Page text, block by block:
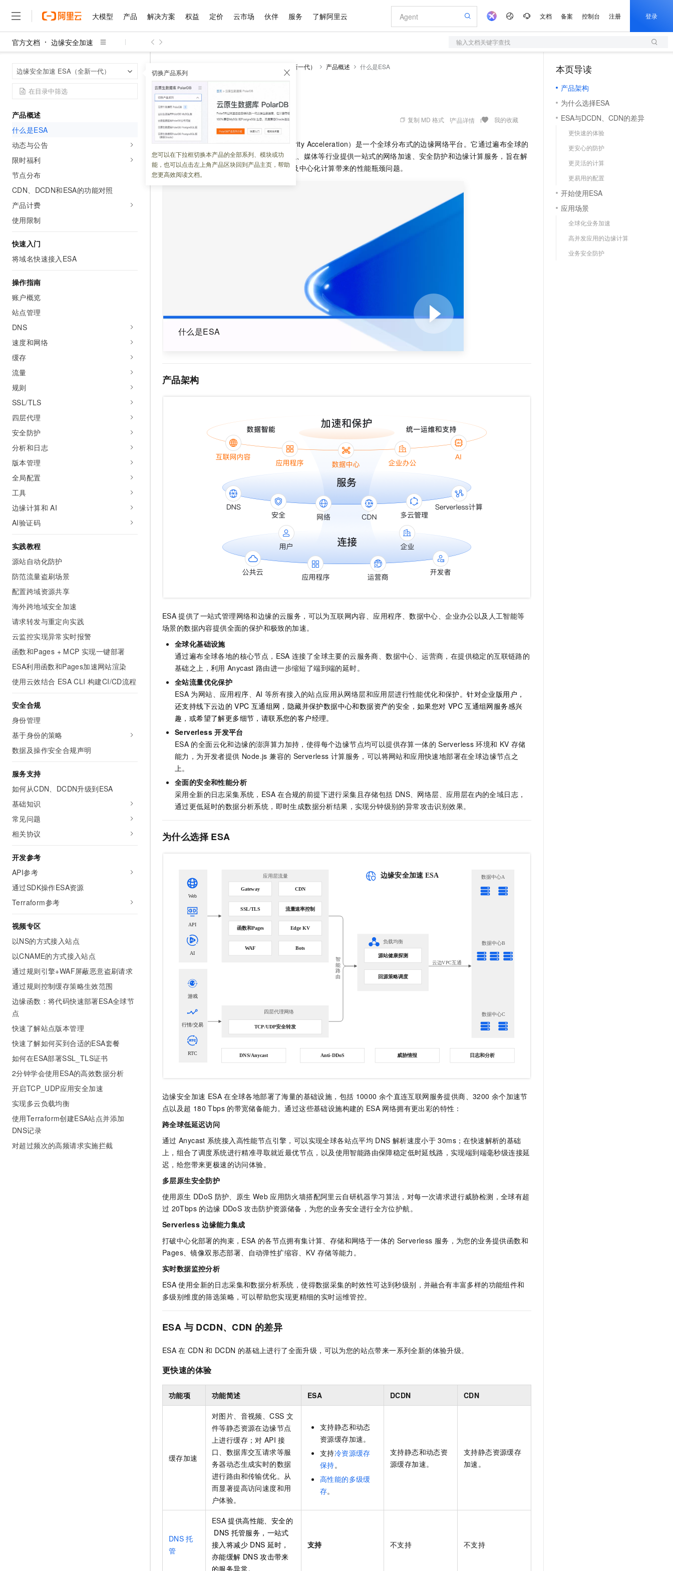
大模型 产品 解决方案 权益 定价 云市场 伙伴 服务 了解阿里云 文档 备案 控制台 注册 登录
官方文档 边缘安全加速 输入文档关键字查找
边缘安全加速 ESA（全新一代） 切换产品系列
您可以在下拉框切换本产品的全部系列、模块或功
能，也可以点击左上角产品区块回到产品主页，帮助
您更高效阅读文档。
产品概述
什么是ESA
动态与公告
限时福利
节点分布
CDN、DCDN和ESA的功能对照
产品计费
使用限制
快速入门
将域名快速接入ESA
操作指南
账户概览
站点管理
DNS
速度和网络
缓存
流量
规则
SSL/TLS
四层代理
安全防护
分析和日志
版本管理
全局配置
工具
边缘计算和 AI
AI验证码
实践教程
源站自动化防护
防范流量盗刷场景
配置跨域资源共享
海外跨地域安全加速
请求转发与重定向实践
云监控实现异常实时报警
函数和Pages + MCP 实现一键部署
ESA利用函数和Pages加速网站渲染
使用云效结合 ESA CLI 构建CI/CD流程
安全合规
身份管理
基于身份的策略
数据及操作安全合规声明
服务支持
如何从CDN、DCDN升级到ESA
基础知识
常见问题
相关协议
开发参考
API参考
通过SDK操作ESA资源
Terraform参考
视频专区
以NS的方式接入站点
以CNAME的方式接入站点
通过规则引擎+WAF屏蔽恶意盗刷请求
通过规则控制缓存策略生效范围
边缘函数：将代码快速部署ESA全球节
点
快速了解站点版本管理
快速了解如何买到合适的ESA套餐
如何在ESA部署SSL_TLS证书
2分钟学会使用ESA的高效数据分析
开启TCP_UDP应用安全加速
实现多云负载均衡
使用Terraform创建ESA站点并添加
DNS记录
对超过频次的高频请求实施拦截
边缘安全加速 ESA（全新一代） 产品概述 什么是ESA
什么是ESA
更新时间： 2026-03-25 02:03:33 复制 MD 格式 产品详情 我的收藏
（Edge Security Acceleration）是一个全球分布式的边缘网络平台。它通过遍布全球的
3200 多个边缘节点，为游戏、电商、金融、媒体等行业提供一站式的网络加速、安全防护和边缘计算服务，旨在解
决全球业务访问延迟高、网络攻击频发以及中心化计算带来的性能瓶颈问题。
什么是ESA
产品架构
ESA 提供了一站式管理网络和边缘的云服务，可以为互联网内容、应用程序、数据中心、企业办公以及人工智能等
场景的数据内容提供全面的保护和极致的加速。
全球化基础设施
通过遍布全球各地的核心节点， ESA 连接了全球主要的云服务商、数据中心、运营商，在提供稳定的互联链路的
基础之上，利用 Anycast 路由进一步缩短了端到端的延时。
全站流量优化保护
ESA 为网站、应用程序、AI 等所有接入的站点应用从网络层和应用层进行性能优化和保护 。针对企业版用户，
还支持线下云边的 VPC 互通组网，隐藏并保护数据中心和数据资产的安全，如果您对 VPC 互通组网服务感兴
趣，或希望了解更多细节，请联系您的客户经理。
Serverless 开发平台
ESA 的全面云化和边缘的澎湃算力加持，使得每个边缘节点均可以提供存算一体的 Serverless 环境和 KV 存储
能力，为开发者提供 Node.js 兼容的 Serverless 计算服务，可以将网站和应用快速地部署在全球边缘节点之
上。
全面的安全和性能分析
采用全新的日志采集系统， ESA 在合规的前提下进行采集且存储包括 DNS、网络层、应用层在内的全域日志，
通过更低延时的数据分析系统，即时生成数据分析结果，实现分钟级别的异常攻击识别效果。
为什么选择 ESA
边缘安全加速 ESA 在全球各地部署了海量的基础设施，包括 10000 余个直连互联网服务提供商、3200 余个加速节
点以及超 180 Tbps 的带宽储备能力。通过这些基础设施构建的 ESA 网络拥有更出彩的特性：
跨全球低延迟访问
通过 Anycast 系统接入高性能节点引擎，可以实现全球各站点平均 DNS 解析速度小于 30ms；在快速解析的基础
上，组合了调度系统进行精准寻取就近最优节点，以及使用智能路由保障稳定低时延线路，实现端到端毫秒级连接延
迟，给您带来更极速的访问体验。
多层原生安全防护
使用原生 DDoS 防护、原生 Web 应用防火墙搭配阿里云自研机器学习算法，对每一次请求进行威胁检测，全球有超
过 20Tbps 的边缘 DDoS 攻击防护资源储备，为您的业务安全进行全方位护航。
Serverless 边缘能力集成
打破中心化部署的拘束， ESA 的各节点拥有集计算、存储和网络于一体的 Serverless 服务，为您的业务提供函数和
Pages 、镜像双形态部署、自动弹性扩缩容、KV 存储等能力。
实时数据监控分析
ESA 使用全新的日志采集和数据分析系统，使得数据采集的时效性可达到秒级别，并融合有丰富多样的功能组件和
多级别维度的筛选策略，可以帮助您实现更精细的实时运维管控。
ESA 与 DCDN、CDN 的差异
ESA 在 CDN 和 DCDN 的基础上进行了全面升级，可以为您的站点带来一系列全新的体验升级。
更快速的体验
功能项 功能简述 ESA DCDN CDN
缓存加速
对图片、音视频、CSS 文
件等静态资源在边缘节点
上进行缓存；对 API 接
口、数据库交互请求等服
务器动态生成实时的数据
进行路由和传输优化。从
而显著提高访问速度和用
户体验。
支持静态和动态
资源缓存加速。
支持冷资源缓存
保持。
高性能的多级缓
存。
支持静态和动态资
源缓存加速。
支持静态资源缓存
加速。
DNS 托
管
ESA 提供高性能、安全的
DNS 托管服务，一站式
接入将减少 DNS 延时，
亦能缓解 DNS 攻击带来
的服务异常。
支持 不支持 不支持
本页导读
产品架构
为什么选择ESA
ESA与DCDN、CDN的差异
更快速的体验
更安心的防护
更灵活的计算
更易用的配置
开始使用ESA
应用场景
全球化业务加速
高并发应用的边缘计算
业务安全防护
大模型
大模型
文本生成
Qwen3.8-Max HOT
智能体时代全能旗舰模型
Qwen3.7-Plus
Kimi-K3 NEW
Kimi 最新旗舰模型，长程编程与推理利器
Deepseek-v4-pro
HappyHorse-1.1-T2V
图生视频，流畅自然，细节丰富
Wan2.7-T2V
语音识别与合成
千问AI平台-模型体验
在线体验全尺寸、多种模态的模型效果
AI 应用构建
大模型服务平台百炼-应用模版
丰富多元化的应用模版和解决方案
大模型服务平台百炼-智能体
灵活可视化地构建企业级 Agent
面向真实软件的智能体编程平台
万有无界
秒悟
快速部署 Dify，高效搭建 AI 应用
依托云原生高可用架构,实现Dify私有化部署
10 分钟在聊天系统中增加一个 AI 助手
用1%尺寸在特定领域达到大模型90%以上效果
即刻拥有 DeepSeek-R1 满血版
多种方案随心选，轻松解锁专属 DeepSeek
多模态数据信息提取
超强辅助，Bolt.diy 一步搞定创意建站
产品
精选产品
人工智能与机器学习
容器
存储
网络与CDN
中间件
数据库
大数据计算
媒体服务
企业服务与云通信
域名与网站
终端用户计算
Serverless
开发工具
迁移与运维管理
专有云
精选产品
大模型服务平台百炼
大模型服务与应用平台
千问大模型
多元化、高性能、安全可靠的大模型服务
无影云电脑
随时随地安全接入的云上超级电脑
云解析DNS
域名与网站
对象存储 OSS
人工智能平台 PAI
一站式AI开发、训练和推理服务
Qoder CN
全托管，含MySQL、PostgreSQL、SQL Server、MariaDB多引擎
Qoder
面向真实软件的智能体编程平台
云原生的云上边界网络安全防护产品
轻量应用服务器
数字证书管理服务（原SSL证书）
实现全站HTTPS，呈现可信的WEB访问
解决方案
精选解决方案
AI
大数据
现代化应用
可观测
企业出海
政企业务
精选解决方案
千问办公，解锁你的工作新方式
企业级Agent产品，直接交付可用成果
Agency Agents：拥有专属领域专家
多领域专家智能体,一键组建 AI 虚拟交付团队
HappyHorse 打造一站式影视创作平台
快速拥有专属 OpenClaw
睿译宝，AI翻译排版一步到位
GLM-5.2：长任务时代开源旗舰模型
Hermes Agent，打造自进化智能体
自主进化，持久记忆，越用越聪明
Claude Code + GStack 打造工程团队
轻松解锁专属 DeepSeek-V4-Pro
5 分钟轻松部署专属 QwenPaw HOT
从聊天伙伴进化为能主动干活的本地数字员工
一句话生成原生可编辑精美 PPT 文稿
输入一句话想法, 轻松生成专业的 PPT
一键部署幻兽帕鲁游戏服务器
一键购买专属联机服务器，轻松开启游戏
漫剧工坊：一站式动画创作平台
快速生产连贯的高质量长漫剧
高效部署网站，快速应用到小程序
权益 普惠上云
普惠上云 官方力荐
云服务器38元/年起，超值低价云产品抢先购
官方推荐返现计划
推荐新用户得奖励，单订单最高返9万
云工开物
高校专属算力普惠，学生认证享300元代金券
免费试用
AI 特惠
智启 AI 普惠权益
阿里云 OPC 创新助力计划
至高百万元 Token 补贴，加速一人公司成长
Token Plan 模型订阅计划
Qwen3.8-Max 首发尝鲜，限时加量 10 倍，夜间低至2折
千问办公，限时限量积分加倍 NEW
NEW
夜间 5 折，Qwen/Meoo/TokenPlan 客户专享
AI 场景体验
从图文生成到视频创作，一键激活电商全链路生产力
AI 广告创作
图文、视频一站生成，高效打造优质广告素材
AI 短剧/漫剧
AI助力短剧漫剧创作，剧本、分镜、视频高效生成
AI 活动
AI 生产力先锋
先锋实践拓展 AI 生产力的边界
飞天发布时刻
所见，即是所愿
从基础到进阶，Agent 创客手把手教你
创新加速
覆盖90%+业务场景，专享组合折扣价
精选AI产品，从模型到应用全链提效
定价 产品定价
了解云产品的定价详情
云上成本管理
管理和优化成本
价格计算器
自助选配和估算价格
价格优势
推动算力普惠，释放技术红利
配置报价器
阿里云 OPC 创新助力计划
Token 补贴，五大权
益加速 OPC 成功
云市场 精选商城
网站建设
多端小程序
Salesforce 国际版订阅
友盟天域
观测云
Tuya 物联网平台阿里云版
蓝凌 OA
数据与 API
数据集
身份实名认证
短信
OCR 文字识别
发票查验
天气预报查询
OA 办公系统
基础软件
JAVA
WordPress
Ubuntu
模板建站
定制建站
专业服务
伙伴 成为销售伙伴
分销伙伴
咨询伙伴
销售伙伴合作计划
Salesforce On Alibaba Cloud
Consulting Partner 合作计划
成为产品伙伴
产品生态集成认证中心
产品生态伙伴工作台
产品伙伴合作计划
云网络合作计划
成为服务伙伴
服务伙伴合作计划
Al MaaS 服务伙伴赋能合作
伙伴信用分合作计划
更多支持
合作伙伴培训与认证
查询合作伙伴
登录合作伙伴管理后台
服务 售前咨询
在线服务
售后服务
自助服务
工单服务
短信专区
企业增值服务
企业支持计划
企业增值服务台
企业成长
服务实践
阿里云认证
信息公告
官网公告
开发者社区
我要反馈
我要投诉
了解阿里云 为什么选择阿里云
什么是云计算
技术领先
稳定可靠
安全合规
分析师报告
研究报告与白皮书
最佳实践
云上春晚
云栖战略参考
云上的中国
看见新力量
金融模力时刻
客户案例
市场活动
魔搭 ModelScope
高校合作
加入我们
校园招聘